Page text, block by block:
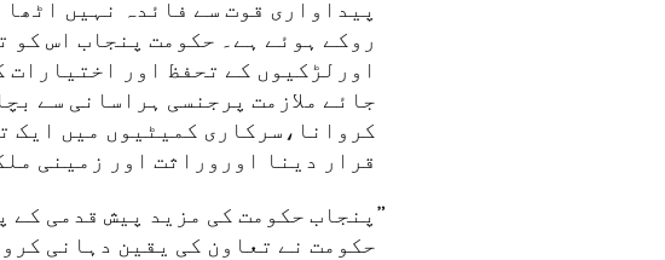
پیداواری قوت سے فائدہ نہیں
روکے ہوئے ہے۔ حکومت پنجاب اس کو
اورلڑکیوں کے تحفظ اور اختیارات
جائے ملازمت پرجنسی ہراسانی سے
کروانا،سرکاری کمیٹیوں میں ایک
قرار دینا اوروراثت اور زمینی
پنجاب حکومت کی مزید پیش قدمی
حکومت نے تعاون کی یقین دہانی